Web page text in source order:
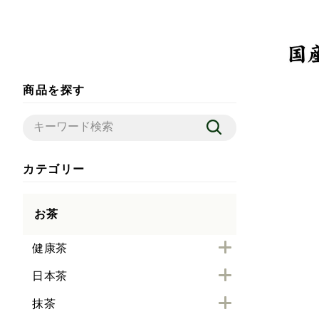
商品を探す
カテゴリー
お茶
健康茶
日本茶
抹茶